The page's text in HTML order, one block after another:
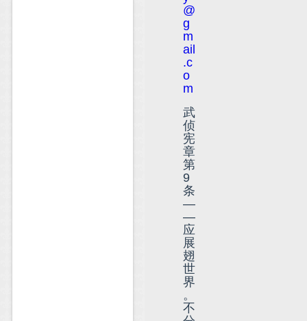
@
g
m
ail
.c
o
m
武
侦
宪
章
第
9
条
—
—
应
展
翅
世
界
。
不